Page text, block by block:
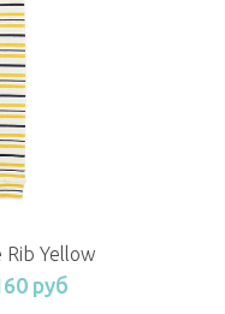
Yellow
руб